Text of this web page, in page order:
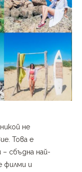
не
Това е
– сбъдна най-
филми и